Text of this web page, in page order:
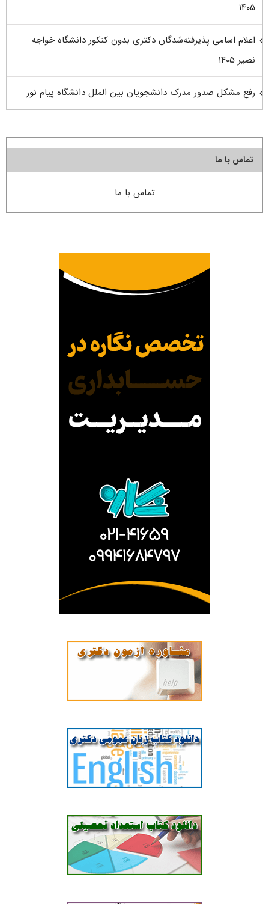
۱۴۰۵
اعلام اسامی پذیرفته‌شدگان دکتری بدون کنکور دانشگاه خواجه
نصیر ۱۴۰۵
رفع مشکل صدور مدرک دانشجویان بین الملل دانشگاه پیام نور
تماس با ما
تماس با ما